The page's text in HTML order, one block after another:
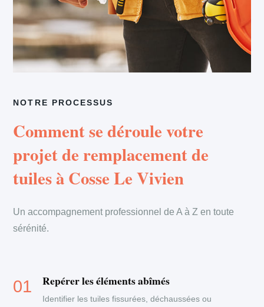
NOTRE PROCESSUS
Comment se déroule votre
projet de remplacement de
tuiles à Cosse Le Vivien
Un accompagnement professionnel de A à Z en toute
sérénité.
Repérer les éléments abîmés
Identifier les tuiles fissurées, déchaussées ou